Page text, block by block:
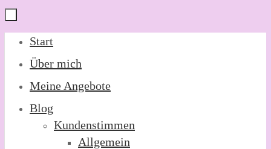
Zum
springen
Start
Über mich
Meine Angebote
Blog
Kundenstimmen
Allgemein